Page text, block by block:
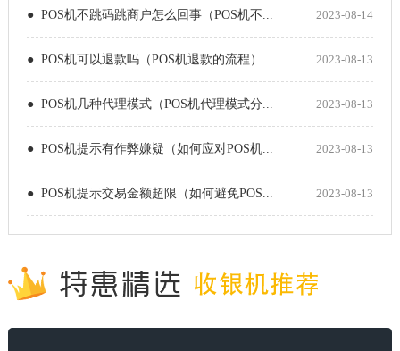
● POS机不跳码跳商户怎么回事（POS机不... 2023-08-14
● POS机可以退款吗（POS机退款的流程）... 2023-08-13
● POS机几种代理模式（POS机代理模式分... 2023-08-13
● POS机提示有作弊嫌疑（如何应对POS机... 2023-08-13
● POS机提示交易金额超限（如何避免POS... 2023-08-13